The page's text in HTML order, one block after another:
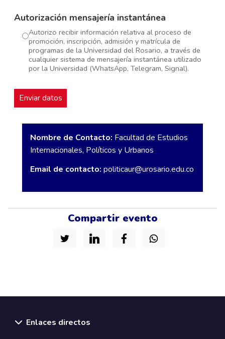
Autorización mensajería instantánea
Autorizo recibir información relativa al proceso de
promoción, inscripción, admisión y matrícula de
programas de la Universidad del Rosario, a través de
cualquier sistema de mensajería instantánea utilizado
por la Universidad (WhatsApp, Telegram, Signal).
Nombre de Contacto: Facultad de Estudios
Internacionales, Políticos y Urbanos
Email de contacto: politicaur@urosario.edu.co
Compartir evento
Enlaces directos